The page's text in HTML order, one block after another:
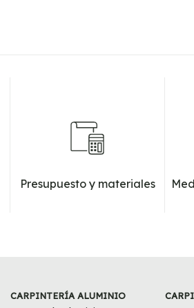
Presupuesto y materiales
CARPINTERÍA ALUMINIO